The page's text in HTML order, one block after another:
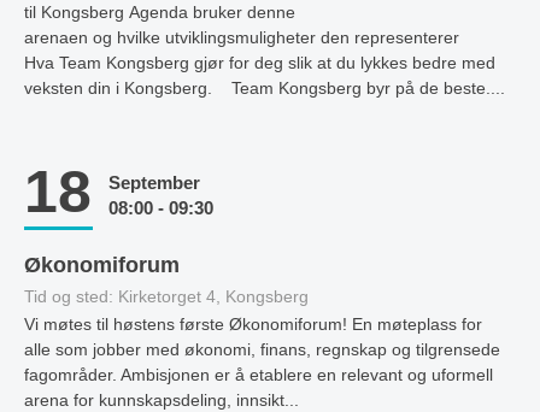
til Kongsberg Agenda bruker denne
arenaen og hvilke utviklingsmuligheter den representerer
Hva Team Kongsberg gjør for deg slik at du lykkes bedre med
veksten din i Kongsberg. Team Kongsberg byr på de beste....
18
September
08:00 - 09:30
Økonomiforum
Tid og sted: Kirketorget 4, Kongsberg
Vi møtes til høstens første Økonomiforum! En møteplass for
alle som jobber med økonomi, finans, regnskap og tilgrensede
fagområder. Ambisjonen er å etablere en relevant og uformell
arena for kunnskapsdeling, innsikt...